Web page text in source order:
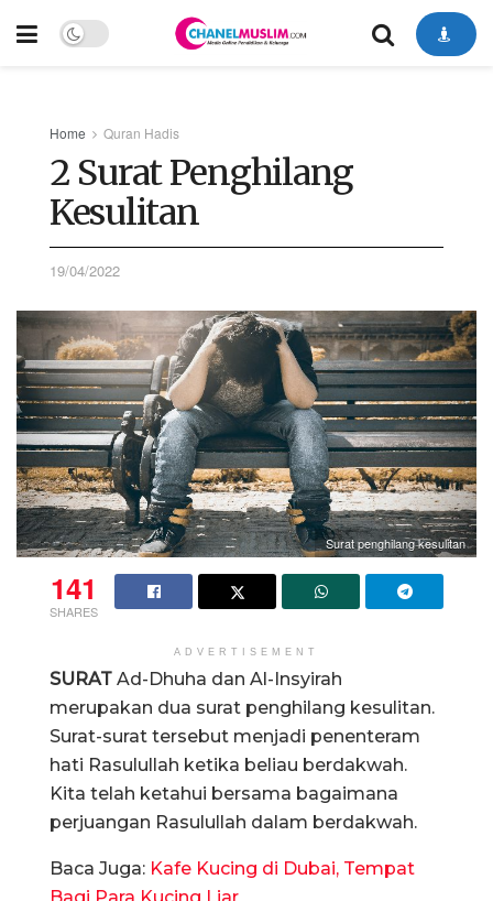
Home Quran Hadis
2 Surat Penghilang
Kesulitan
19/04/2022
Surat penghilang kesulitan
141
SHARES
ADVERTISEMENT
SURAT Ad-Dhuha dan Al-Insyirah
merupakan dua surat penghilang kesulitan.
Surat-surat tersebut menjadi penenteram
hati Rasulullah ketika beliau berdakwah.
Kita telah ketahui bersama bagaimana
perjuangan Rasulullah dalam berdakwah.
Baca Juga: Kafe Kucing di Dubai, Tempat